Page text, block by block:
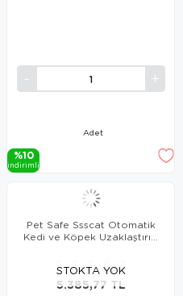
Adet
%10
i̇ndi̇ri̇mli̇
STOKTA YOK
Pet Safe Ssscat Otomatik
Kedi ve Köpek Uzaklaştırıcı
5.385,77 TL